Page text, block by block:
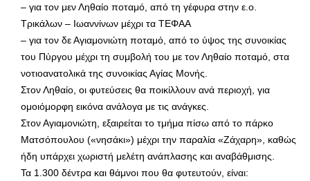
– για τον μεν Ληθαίο ποταμό, από τη γέφυρα στην ε.ο.
Τρικάλων – Ιωαννίνων μέχρι τα ΤΕΦΑΑ
– για τον δε Αγιαμονιώτη ποταμό, από το ύψος της συνοικίας
του Πύργου μέχρι τη συμβολή του με τον Ληθαίο ποταμό, στα
νοτιοανατολικά της συνοικίας Αγίας Μονής.
Στον Ληθαίο, οι φυτεύσεις θα ποικίλλουν ανά περιοχή, για
ομοιόμορφη εικόνα ανάλογα με τις ανάγκες.
Στον Αγιαμονιώτη, εξαιρείται το τμήμα πίσω από το πάρκο
Ματσόπουλου («νησάκι») μέχρι την παραλία «Ζάχαρη», καθώς
ήδη υπάρχει χωριστή μελέτη ανάπλασης και αναβάθμισης.
Τα 1.300 δέντρα και θάμνοι που θα φυτευτούν, είναι: